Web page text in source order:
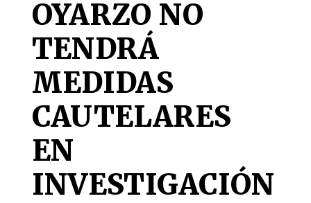
OYARZO NO
TENDRÁ
MEDIDAS
CAUTELARES
EN
INVESTIGACIÓN